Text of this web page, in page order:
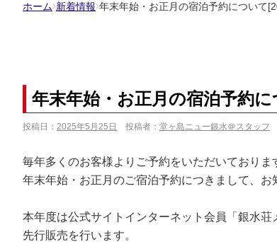
ホーム 新着情報 年末年始・お正月の宿泊予約について
年末年始・お正月の宿泊予約
投稿日： 2025年5月25日 投稿者： 堂ヶ島ニュー銀水＠スタッフ
毎年多くのお客様よりご予約をいただいておりま
年末年始・お正月のご宿泊予約につきまして、お
本年度は公式サイトインターネット会員「銀水荘
先行販売を行います。